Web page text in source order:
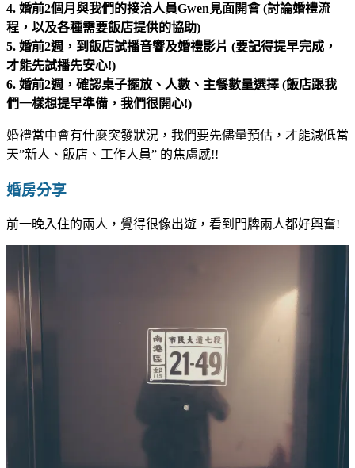
4. 婚前2個月與我們的接洽人員Gwen見面開會 (討論婚禮流
程，以及各種需要飯店提供的協助)
5. 婚前2週，到飯店試播音響及婚禮影片 (要記得提早完成，
才能先試播先安心!)
6. 婚前2週，確認桌子擺放、人數、主餐數量選擇 (飯店跟我
們一樣想提早準備，我們很開心!)
婚禮當中會有什麼突發狀況，我們要先儘量預估，才能減低當
天”新人、飯店、工作人員” 的焦慮感!!
婚房分享
前一晚入住的兩人，覺得很像出遊，看到門牌兩人都好興奮!